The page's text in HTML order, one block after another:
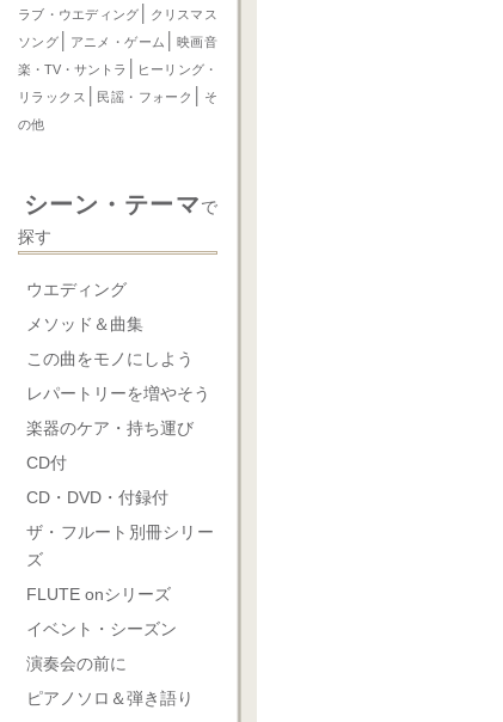
ラブ・ウエディング
クリスマス
ソング
アニメ・ゲーム
映画音
楽・TV・サントラ
ヒーリング・
リラックス
民謡・フォーク
そ
の他
シーン・テーマで
探す
ウエディング
メソッド＆曲集
この曲をモノにしよう
レパートリーを増やそう
楽器のケア・持ち運び
CD付
CD・DVD・付録付
ザ・フルート別冊シリー
ズ
FLUTE onシリーズ
イベント・シーズン
演奏会の前に
ピアノソロ＆弾き語り